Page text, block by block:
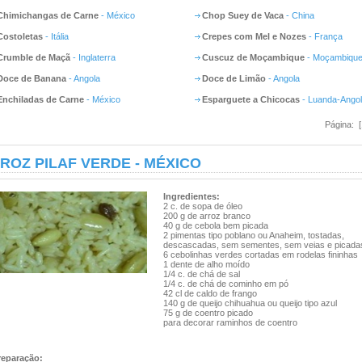
de Carne - México Chop Suey de Vaca - China
- Itália Crepes com Mel e Nozes - França
de Maçã - Inglaterra Cuscuz de Moçambique - Moçambique
de Banana - Angola Doce de Limão - Angola
de Carne - México Esparguete a Chicocas - Luanda-
Página:
PILAF VERDE - MÉXICO
Ingredientes:
2 c. de sopa de óleo
200 g de arroz branco
40 g de cebola bem picada
2 pimentas tipo poblano ou Anaheim, tostadas,
descascadas, sem sementes, sem veias e
6 cebolinhas verdes cortadas em rodelas fininhas
1 dente de alho moído
1/4 c. de chá de sal
1/4 c. de chá de cominho em pó
42 cl de caldo de frango
140 g de queijo chihuahua ou queijo tipo azul
75 g de coentro picado
para decorar raminhos de coentro